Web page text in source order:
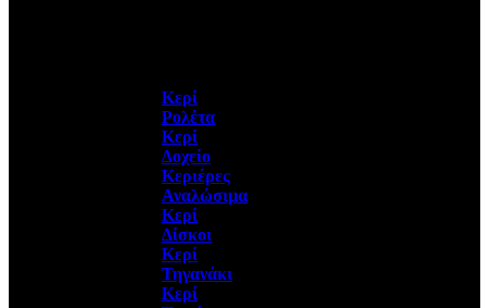
Κερί
Ρολέτα
Κερί
Δοχείο
Κεριέρες
Αναλώσιμα
Κερί
Δίσκοι
Κερί
Τηγανάκι
Κερί